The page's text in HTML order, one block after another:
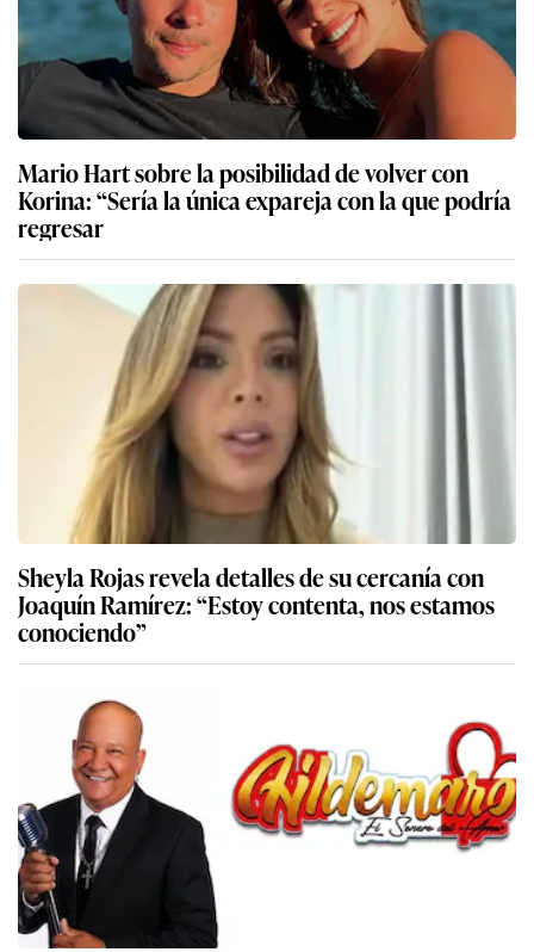
Mario Hart sobre la posibilidad de volver con
Korina: “Sería la única expareja con la que podría
regresar
Sheyla Rojas revela detalles de su cercanía con
Joaquín Ramírez: “Estoy contenta, nos estamos
conociendo”